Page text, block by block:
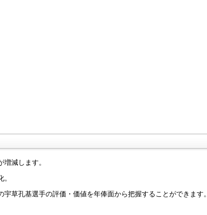
減します。
草孔基選手の評価・価値を年俸面から把握することができます。